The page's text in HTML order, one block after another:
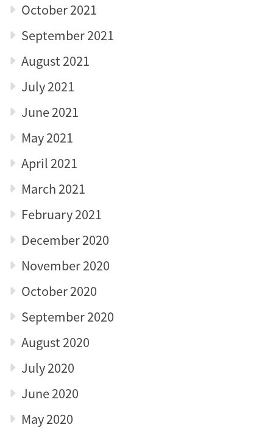
October 2021
September 2021
August 2021
July 2021
June 2021
May 2021
April 2021
March 2021
February 2021
December 2020
November 2020
October 2020
September 2020
August 2020
July 2020
June 2020
May 2020